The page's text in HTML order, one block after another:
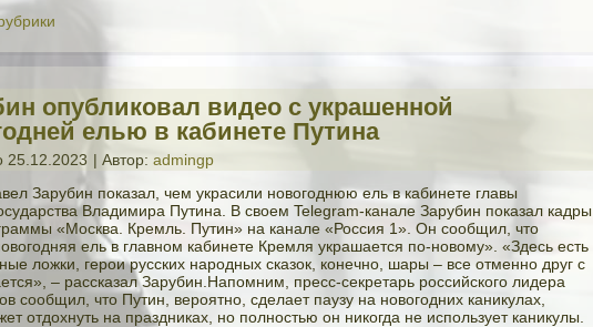
опубликовал видео с украшенной
елью в кабинете Путина
25.12.2023 | Автор: admingp
Зарубин показал, чем украсили новогоднюю ель в кабинете главы
Владимира Путина. В своем Telegram-канале Зарубин показал кадры
«Москва. Кремль. Путин» на канале «Россия 1». Он сообщил, что
ель в главном кабинете Кремля украшается по-новому». «Здесь есть
ложки, герои русских народных сказок, конечно, шары – все отменно друг с
– рассказал Зарубин.Напомним, пресс-секретарь российского лидера
сообщил, что Путин, вероятно, сделает паузу на новогодних каникулах,
отдохнуть на праздниках, но полностью он никогда не использует каникулы.